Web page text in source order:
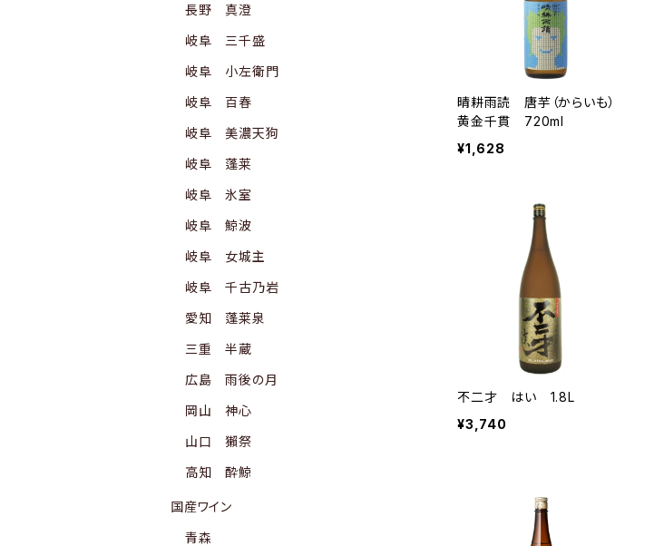
晴耕雨読 唐芋（からいも）
黄金千貫 720ml
¥1,628
不二才 はい 1.8L
¥3,740
長野 真澄
岐阜 三千盛
岐阜 小左衛門
岐阜 百春
岐阜 美濃天狗
岐阜 蓬莱
岐阜 氷室
岐阜 鯨波
岐阜 女城主
岐阜 千古乃岩
愛知 蓬莱泉
三重 半蔵
広島 雨後の月
岡山 神心
山口 獺祭
高知 酔鯨
国産ワイン
青森